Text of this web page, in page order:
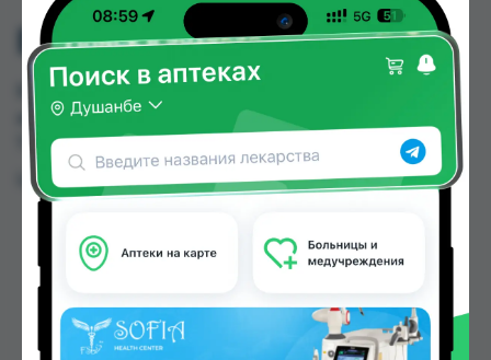
БУТЫЛКА-003
БУТЫЛКА-003 можно купить или заказать в
аптеках Душанбе и других городах
Таджикистана
Цена: от